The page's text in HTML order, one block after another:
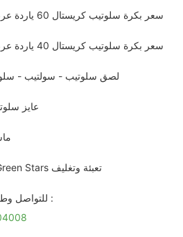
سعر بكرة سلوتيب كريستال 60 ياردة عرض 4.5 سم الكرتونة 72 بكرة
سعر بكرة سلوتيب كريستال 40 ياردة عرض 4.5 سم الكرتونة 72 بكرة
لصق سلوتيب - سولتيب -
عايز
عايز سلوتيب جرين ستارز - Green Stars تعبئة وتغليف
للتواصل وطلب الاوردرات و الاستفسارات :